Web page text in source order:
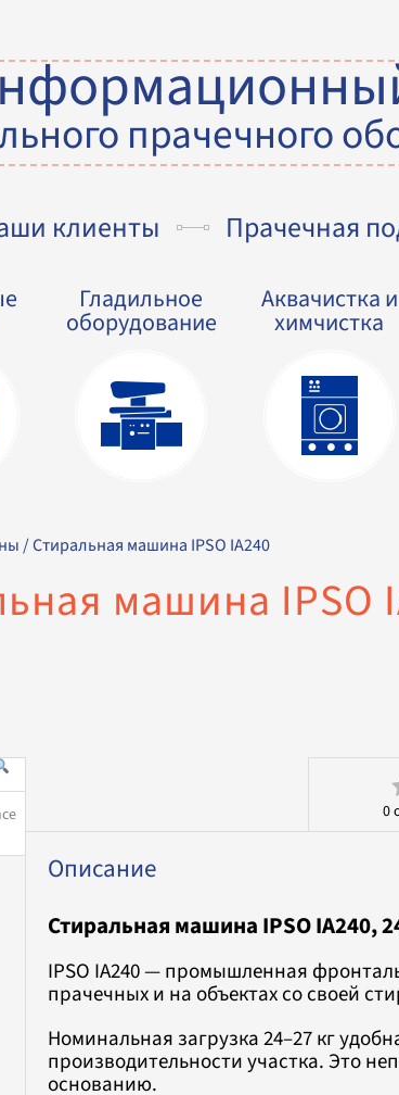
прачечного
клиенты Прачечная
Гладильное
оборудование
Аквачистка и
химчистка
/ Стиральная машина IPSO IA240
машина IPSO
0
Описание
Стиральная машина IPSO IA240,
IPSO IA240 — промышленная
прачечных и на объектах со своей
Номинальная загрузка 24–27 кг
производительности участка. Это
основанию.